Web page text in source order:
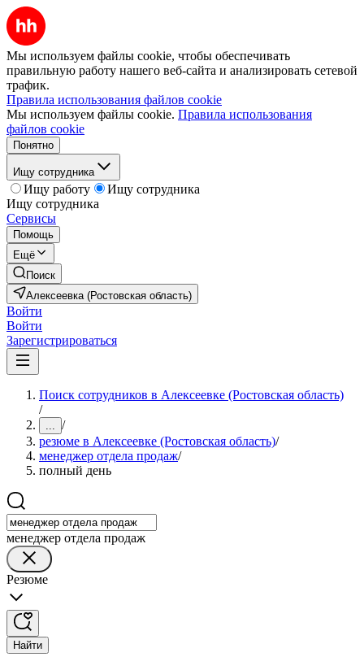
Мы используем файлы cookie, чтобы обеспечивать
правильную работу нашего веб-сайта и анализировать сетевой
трафик.
Правила использования файлов cookie
Мы используем файлы cookie. Правила использования
файлов cookie
Понятно
Ищу сотрудника
Ищу работу
Ищу сотрудника
Ищу сотрудника
Сервисы
Помощь
Ещё
Поиск
Алексеевка (Ростовская область)
Войти
Войти
Зарегистрироваться
Поиск сотрудников в Алексеевке (Ростовская область)
/
... /
резюме в Алексеевке (Ростовская область)/
менеджер отдела продаж/
полный день
менеджер отдела продаж
Резюме
Найти